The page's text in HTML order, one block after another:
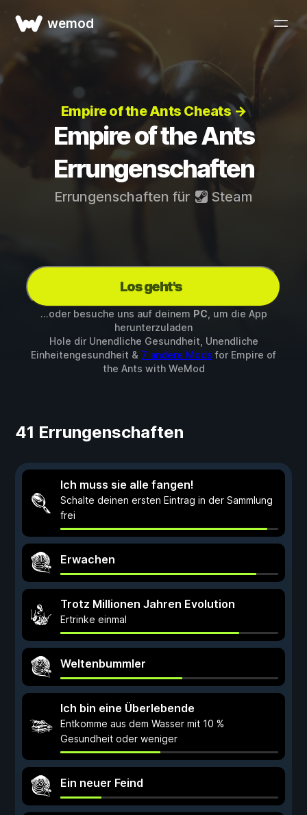
wemod
Empire of the Ants Cheats →
Empire of the Ants
Errungenschaften
Errungenschaften für Steam
Los geht's
...oder besuche uns auf deinem PC , um die App
herunterzuladen
Hole dir Unendliche Gesundheit, Unendliche
Einheitengesundheit & 7 andere Mods for Empire of
the Ants with WeMod
41 Errungenschaften
Ich muss sie alle fangen!
Schalte deinen ersten Eintrag in der Sammlung
frei
Erwachen
Trotz Millionen Jahren Evolution
Ertrinke einmal
Weltenbummler
Ich bin eine Überlebende
Entkomme aus dem Wasser mit 10 %
Gesundheit oder weniger
Ein neuer Feind